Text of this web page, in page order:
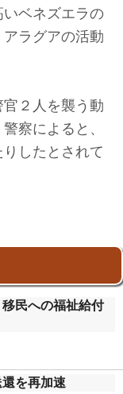
ベネズエラの
ラグアの活動
２人を襲う動
察によると、
したとされて
民への福祉給付
を再加速